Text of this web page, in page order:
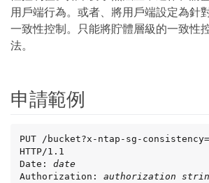
用戶端行為。或者、將用戶端設定為針
一致性控制。只能將貯體層級的一致性
法。
申請範例
PUT /bucket?x-ntap-sg-
HTTP/1.1
Date: date
Authorization: authorization